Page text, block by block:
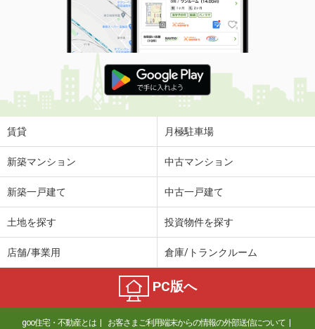
賃貸 月極駐車場
新築マンション 中古マンション
新築一戸建て 中古一戸建て
土地を探す 投資物件を探す
店舗/事業用 倉庫/トランクルーム
PC版へ
goo住宅・不動産とは お客さまご利用端末からの情報の外部送信について